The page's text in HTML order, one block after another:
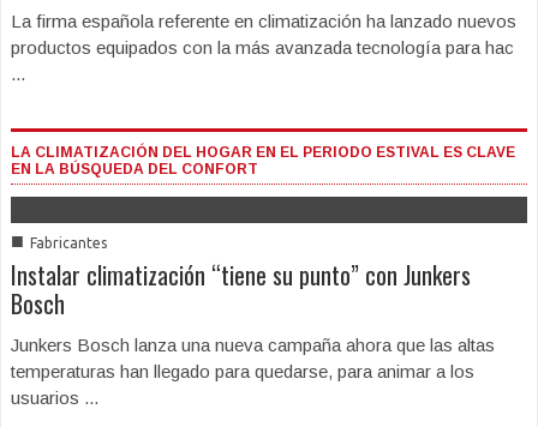
La firma española referente en climatización ha lanzado nuevos
productos equipados con la más avanzada tecnología para hac
...
LA CLIMATIZACIÓN DEL HOGAR EN EL PERIODO ESTIVAL ES CLAVE
EN LA BÚSQUEDA DEL CONFORT
■ Fabricantes
Instalar climatización “tiene su punto” con Junkers
Bosch
Junkers Bosch lanza una nueva campaña ahora que las altas
temperaturas han llegado para quedarse, para animar a los
usuarios ...